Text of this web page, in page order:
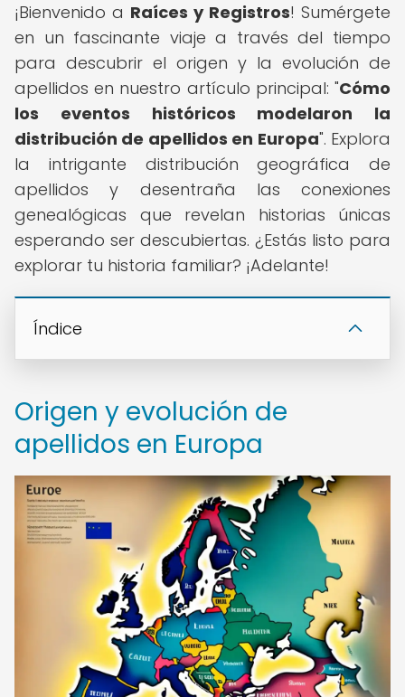
¡Bienvenido a Raíces y Registros! Sumérgete
en un fascinante viaje a través del tiempo
para descubrir el origen y la evolución de
apellidos en nuestro artículo principal: "Cómo
los eventos históricos modelaron la
distribución de apellidos en Europa". Explora
la intrigante distribución geográfica de
apellidos y desentraña las conexiones
genealógicas que revelan historias únicas
esperando ser descubiertas. ¿Estás listo para
explorar tu historia familiar? ¡Adelante!
Índice
Origen y evolución de
apellidos en Europa